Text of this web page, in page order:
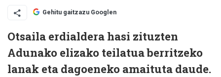
Gehitu gaitzazu Googlen
Otsaila erdialdera hasi zituzten
Adunako elizako teilatua berritzeko
lanak eta dagoeneko amaituta daude.